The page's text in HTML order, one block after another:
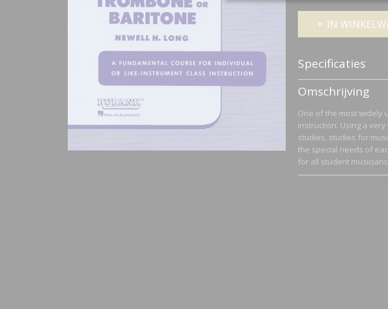
IN
Specificaties
Productcode
Netto gewicht
Bruto gewicht
Omschrijving
One of the most widely
instruction. Using a
studies, studies for
the special needs of
for all student